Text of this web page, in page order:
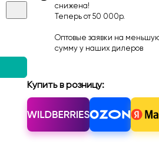
снижена!
Теперь от 50 000р.
Оптовые заявки на
сумму у наших дилеров
Купить в розницу: